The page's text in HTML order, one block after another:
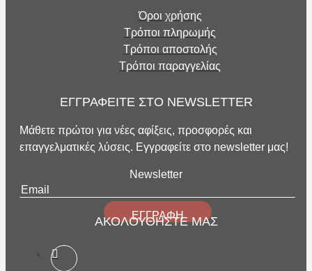
Όροι χρήσης
Τρόποι πληρωμής
Τρόποι αποστολής
Τρόποι παραγγελίας
ΕΓΓΡΑΦΕΙΤΕ ΣΤΟ NEWSLETTER
Μάθετε πρώτοι για νέες αφίξεις, προσφορές και
επαγγελματικές λύσεις. Εγγραφείτε στο newsletter μας!
Newsletter
ΕΓΓΡΑΦΗ
ΑΚΟΛΟΥΘΗΣΤΕ ΜΑΣ